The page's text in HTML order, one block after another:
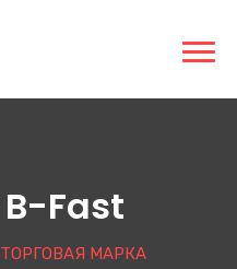
B-Fast
МАРКА